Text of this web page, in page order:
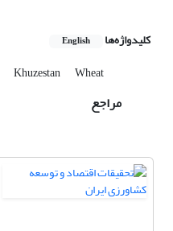
کلیدواژه‌ها English
Khuzestan Wheat
مراجع